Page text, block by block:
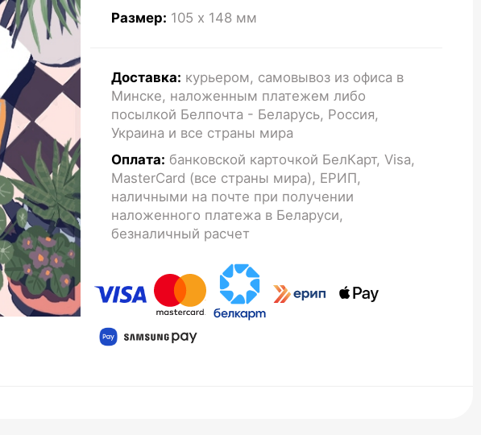
Размер: 105 x 148 мм
Доставка: курьером, самовывоз из офиса в
Минске, наложенным платежем либо
посылкой Белпочта - Беларусь, Россия,
Украина и все страны мира
Оплата: банковской карточкой БелКарт, Visa,
MasterCard (все страны мира), ЕРИП,
наличными на почте при получении
наложенного платежа в Беларуси,
безналичный расчет